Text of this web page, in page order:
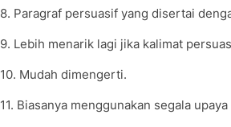
8. Paragraf persuasif yang disertai
9. Lebih menarik lagi jika kalimat
10. Mudah dimengerti.
11. Biasanya menggunakan segala